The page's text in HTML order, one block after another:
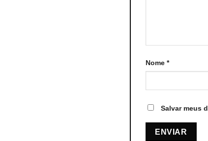
Nome *
Salvar meus